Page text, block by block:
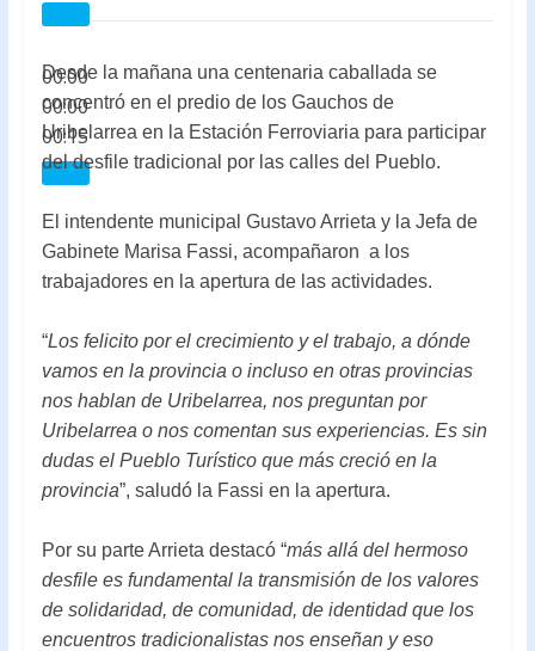
00:00
00:00
00:15
Desde la mañana una centenaria caballada se
concentró en el predio de los Gauchos de
Uribelarrea en la Estación Ferroviaria para participar
del desfile tradicional por las calles del Pueblo.
El intendente municipal Gustavo Arrieta y la Jefa de
Gabinete Marisa Fassi, acompañaron a los
trabajadores en la apertura de las actividades.
“Los felicito por el crecimiento y el trabajo, a dónde
vamos en la provincia o incluso en otras provincias
nos hablan de Uribelarrea, nos preguntan por
Uribelarrea o nos comentan sus experiencias. Es sin
dudas el Pueblo Turístico que más creció en la
provincia”, saludó la Fassi en la apertura.
Por su parte Arrieta destacó “más allá del hermoso
desfile es fundamental la transmisión de los valores
de solidaridad, de comunidad, de identidad que los
encuentros tradicionalistas nos enseñan y eso